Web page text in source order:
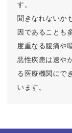
す。
聞きなれないか
因であることも
度重なる腹痛や
悪性疾患は速や
る医療機関にで
います。